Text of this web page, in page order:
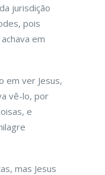
jurisdição
pois
em
em ver Jesus,
vê-lo, por
e
mas Jesus